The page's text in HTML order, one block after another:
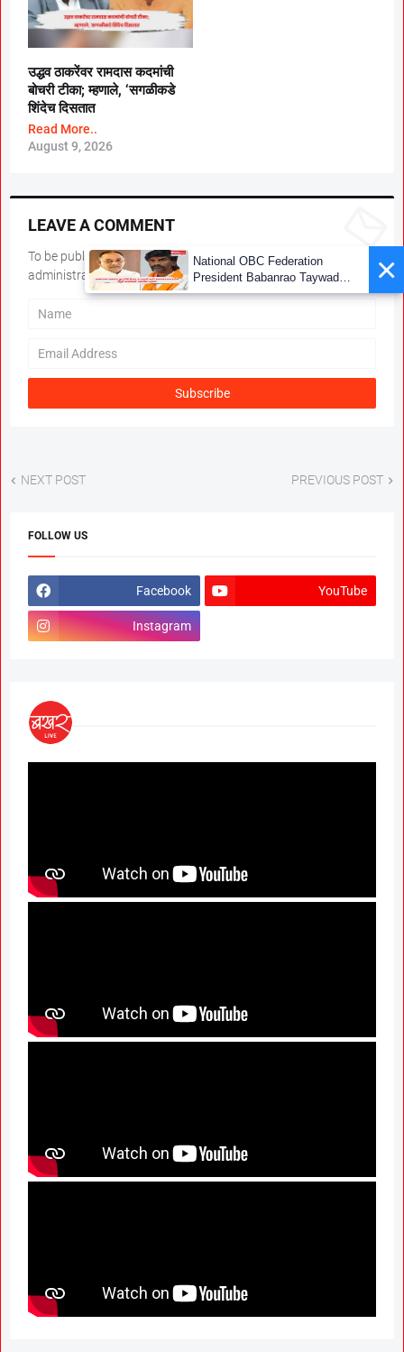
उद्धव ठाकरेंवर रामदास कदमांची
बोचरी टीका; म्हणाले, ‘सगळीकडे
शिंदेच दिसतात
Read More..
August 9, 2026
LEAVE A COMMENT
To be published, comments must be reviewed by the
administrator.*
NEXT POST PREVIOUS POST
FOLLOW US
Facebook YouTube
Instagram
×
National OBC Federation
President Babanrao Taywade
Claims Only 27 Kunbi